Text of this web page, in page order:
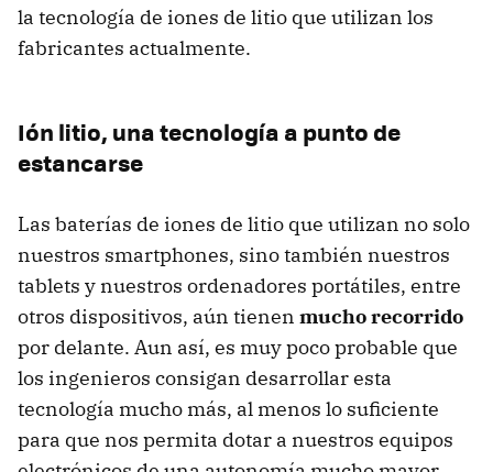
la tecnología de iones de litio que utilizan los
fabricantes actualmente.
Ión litio, una tecnología a punto de
estancarse
Las baterías de iones de litio que utilizan no solo
nuestros smartphones, sino también nuestros
tablets y nuestros ordenadores portátiles, entre
otros dispositivos, aún tienen mucho recorrido
por delante. Aun así, es muy poco probable que
los ingenieros consigan desarrollar esta
tecnología mucho más, al menos lo suficiente
para que nos permita dotar a nuestros equipos